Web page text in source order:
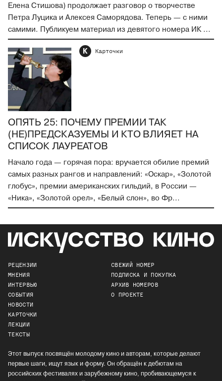
Елена Стишова) продолжает разговор о творчестве
Петра Луцика и Алексея Саморядова. Теперь — с ними
самими. Публикуем материал из девятого номера ИК ...
К Карточки
ОПЯТЬ 25: ПОЧЕМУ ПРЕМИИ ТАК
(НЕ)ПРЕДСКАЗУЕМЫ И КТО ВЛИЯЕТ НА
СПИСОК ЛАУРЕАТОВ
Начало года — горячая пора: вручается обилие премий
самых разных рангов и направлений: «Оскар», «Золотой
глобус», премии американских гильдий, в России —
«Ника», «Золотой орел», «Белый слон», во Фр...
РЕЦЕНЗИИ
МНЕНИЯ
ИНТЕРВЬЮ
СОБЫТИЯ
НОВОСТИ
КАРТОЧКИ
ЛЕКЦИИ
ТЕКСТЫ
СВЕЖИЙ НОМЕР
ПОДПИСКА И ПОКУПКА
АРХИВ НОМЕРОВ
О ПРОЕКТЕ
Этот выпуск посвящён молодому кино и авторам, которые делают
первые шаги, ищут язык и форму. Он обращён к дебютам на
российских фестивалях и зарубежному кино, пробивающемуся к